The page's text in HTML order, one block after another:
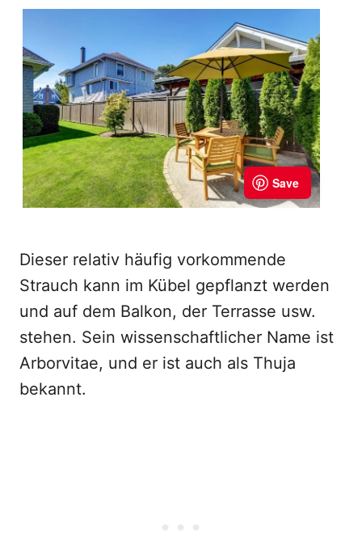
Dieser relativ häufig vorkommende
Strauch kann im Kübel gepflanzt werden
und auf dem Balkon, der Terrasse usw.
stehen. Sein wissenschaftlicher Name ist
Arborvitae, und er ist auch als Thuja
bekannt.